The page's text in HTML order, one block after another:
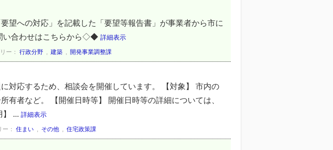
望への対応」を記載した「要望等報告書」が事業者から市に
い合わせはこちらから◇◆ 詳細表示
ー： 行政分野 , 建築 , 開発事業調整課
対応するため、相談会を開催しています。 【対象】 市内の
有者など。 【開催日時等】 開催日時等の詳細については、
】 ... 詳細表示
ー： 住まい , その他 , 住宅政策課